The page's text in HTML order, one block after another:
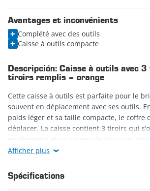
Avantages et inconvénients
Complété avec des outils
Caisse à outils compacte
Descripción: Caisse à outils avec
tiroirs remplis – orange
Cette caisse à outils est parfaite pour le
souvent en déplacement avec ses outils.
poids léger et sa taille compacte, le coffre
déplacer. La caisse contient 3 tiroirs qui
entièrement et un couvercle que vous
une serrure à cylindre. Grâce à ces
tous vos outils !
Afficher plus
Spécifications